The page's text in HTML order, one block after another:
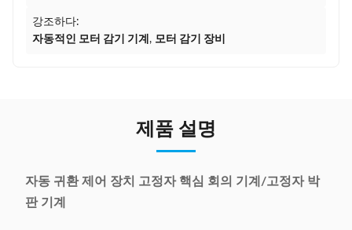
강조하다:
자동적인 모터 감기 기계 , 모터 감기 장비
제품 설명
자동 귀환 제어 장치 고정자 핵심 회의 기계/고정자 박
판 기계